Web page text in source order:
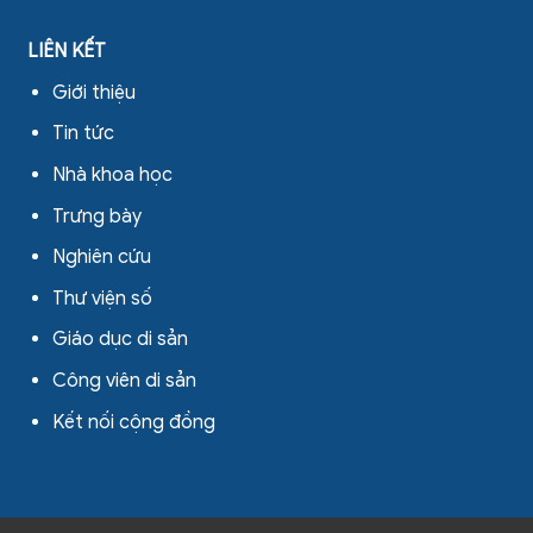
LIÊN KẾT
Giới thiệu
Tin tức
Nhà khoa học
Trưng bày
Nghiên cứu
Thư viện số
Giáo dục di sản
Công viên di sản
Kết nối cộng đồng